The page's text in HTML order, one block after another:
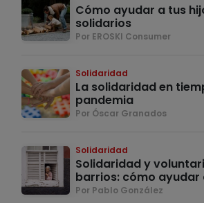
Cómo ayudar a tus
solidarios
Por EROSKI Consumer
Solidaridad
La solidaridad en
pandemia
Por Óscar Granados
Solidaridad
Solidaridad y
barrios: cómo ayudar
Por Pablo González